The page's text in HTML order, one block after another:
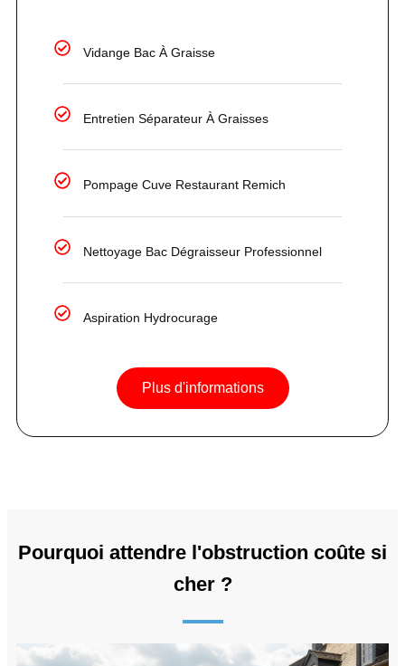
Vidange Bac À Graisse
Entretien Séparateur À Graisses
Pompage Cuve Restaurant Remich
Nettoyage Bac Dégraisseur Professionnel
Aspiration Hydrocurage
Plus d'informations
Pourquoi attendre l'obstruction coûte si
cher ?